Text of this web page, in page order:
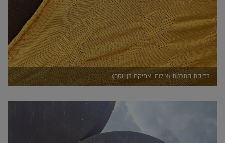
בדיקת התכנות (צילום: אחיקם בן יוסף)